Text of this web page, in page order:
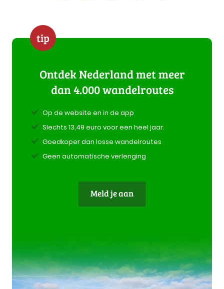
tip
Ontdek Nederland met meer
dan 4.000 wandelroutes
Op de website en in de app
Slechts 13,49 euro voor een heel jaar.
Goedkoper dan losse wandelroutes
Geen automatische verlenging
Meld je aan